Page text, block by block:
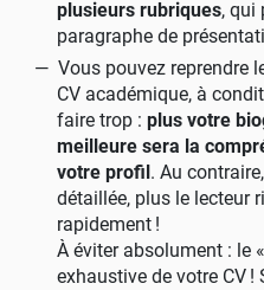
plusieurs rubriques, qui
paragraphe de
Vous pouvez reprendre
CV académique, à
faire trop : plus votre
meilleure sera la
votre profil. Au
détaillée, plus le lecteur
rapidement !
À éviter absolument : le «
exhaustive de votre CV !